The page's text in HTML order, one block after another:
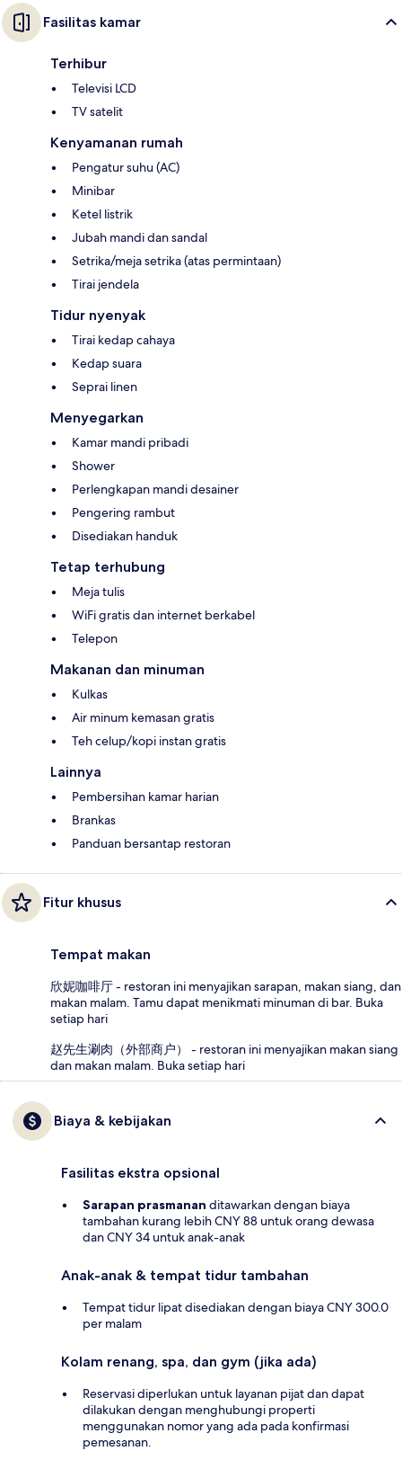
Fasilitas kamar
Terhibur
Televisi LCD
TV satelit
Kenyamanan rumah
Pengatur suhu (AC)
Minibar
Ketel listrik
Jubah mandi dan sandal
Setrika/meja setrika (atas permintaan)
Tirai jendela
Tidur nyenyak
Tirai kedap cahaya
Kedap suara
Seprai linen
Menyegarkan
Kamar mandi pribadi
Shower
Perlengkapan mandi desainer
Pengering rambut
Disediakan handuk
Tetap terhubung
Meja tulis
WiFi gratis dan internet berkabel
Telepon
Makanan dan minuman
Kulkas
Air minum kemasan gratis
Teh celup/kopi instan gratis
Lainnya
Pembersihan kamar harian
Brankas
Panduan bersantap restoran
Fitur khusus
Tempat makan
欣妮咖啡厅 - restoran ini menyajikan sarapan, makan siang, dan
makan malam. Tamu dapat menikmati minuman di bar. Buka
setiap hari
赵先生涮肉（外部商户） - restoran ini menyajikan makan siang
dan makan malam. Buka setiap hari
Biaya & kebijakan
Fasilitas ekstra opsional
Sarapan prasmanan ditawarkan dengan biaya
tambahan kurang lebih CNY 88 untuk orang dewasa
dan CNY 34 untuk anak-anak
Anak-anak & tempat tidur tambahan
Tempat tidur lipat disediakan dengan biaya CNY 300.0
per malam
Kolam renang, spa, dan gym (jika ada)
Reservasi diperlukan untuk layanan pijat dan dapat
dilakukan dengan menghubungi properti
menggunakan nomor yang ada pada konfirmasi
pemesanan.